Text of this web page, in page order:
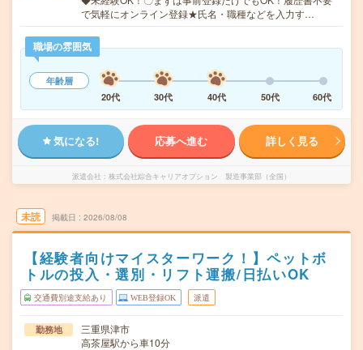
で気軽にオンライン登録★氏名・職種などを入力す…
職場の雰囲気
年齢層
20代
30代 40代 50代 60代
気になる! 応募へ進む 詳しく見る
派遣会社 株式会社綜合キャリアオプション 製造事業部（全国）
未読 掲載日 2026/08/08
【経験者向けマイスターワーク！】ペットボ
トルの投入・選別・リフト運搬/日払いOK
交通費別途支給あり WEB登録OK 派遣
勤務地
三重県津市
高茶屋駅から車10分